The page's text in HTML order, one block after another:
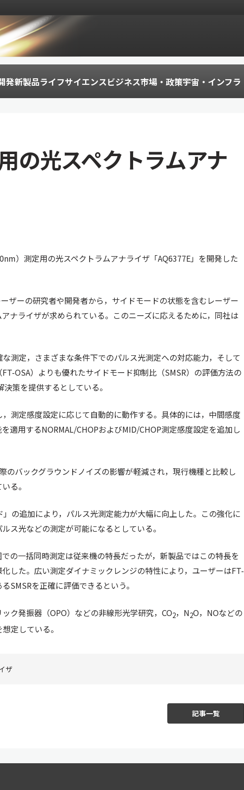
発新製品ライフサイエンスビジネス市場・政策宇宙・インフラ
の光スペクトラムアナ
）測定用の光スペクトラムアナライザ「AQ6377E」を開発した
ザーの研究者や開発者から，サイドモードの状態を含むレーザー
ナライザが求められている。このニーズに応えるために，同社は
測定，さまざまな条件下でのパルス光測定への対応能力，そして
OSA）よりも優れたサイドモード抑制比（SMSR）の評価方法の
策を提供するとしている。
測定感度設定に応じて自動的に動作する。具体的には，中間感度
適用するNORMAL/CHOPおよびMID/CHOP測定感度設定を追加し
のバックグラウンドノイズの影響が軽減され，現行機種と比較し
る。
の追加により，パルス光測定能力が大幅に向上した。この強化に
ス光などの測定が可能になるとしている。
の一括同時測定は従来機の特長だったが，新製品ではこの特長を
した。広い測定ダイナミックレンジの特性により，ユーザーはFT-
SMSRを正確に評価できるという。
ク発振器（OPO）などの非線形光学研究，CO2，N2O，NOなどの
定している。
ザ
記事一覧